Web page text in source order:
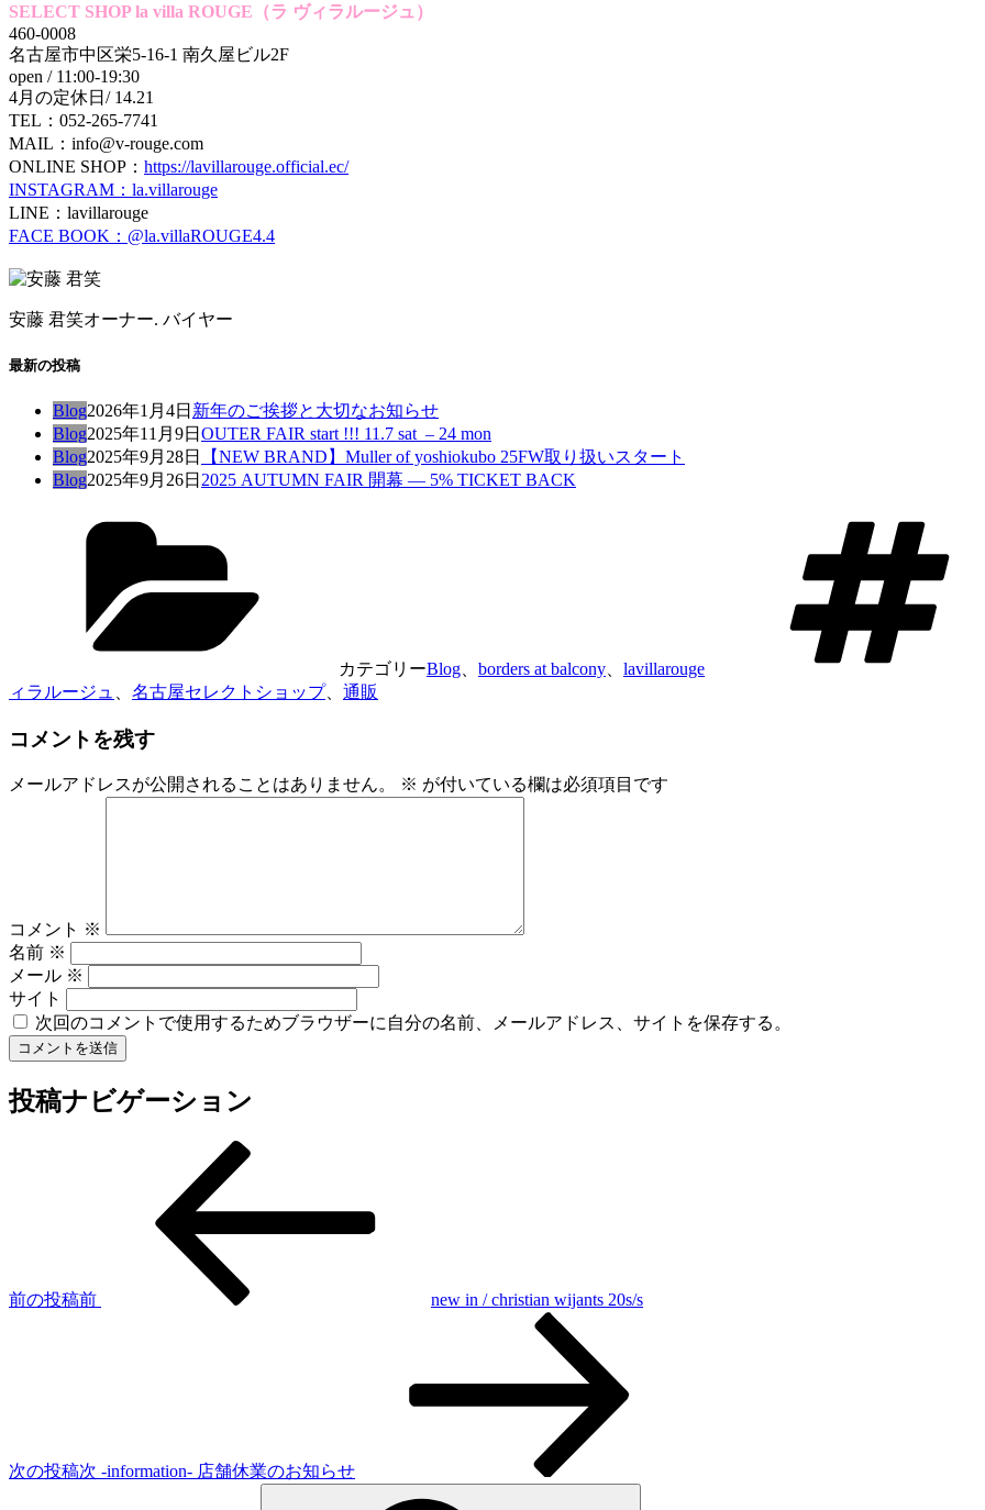
SELECT SHOP la villa ROUGE（ラ ヴィラルージュ）
460-0008
名古屋市中区栄5-16-1 南久屋ビル2F
open / 11:00-19:30
4月の定休日/ 14.21
TEL：052-265-7741
MAIL：info@v-rouge.com
ONLINE SHOP： https://lavillarouge.official.ec/
INSTAGRAM：la.villarouge
LINE：lavillarouge
FACE BOOK：@la.villaROUGE4.4
安藤 君笑オーナー. バイヤー
最新の投稿
Blog2026年1月4日 新年のご挨拶と大切なお知らせ
Blog2025年11月9日 OUTER FAIR start !!! 11.7 sat – 24 mon
Blog2025年9月28日
【NEW BRAND】Muller of yoshiokubo 25FW取り扱いスタート
Blog2025年9月26日 2025 AUTUMN FAIR 開幕 — 5% TICKET BACK
カテゴリーBlog borders at balcony lavillarouge
ィラルージュ
名古屋セレクトショップ、 通販
コメントを残す
メールアドレスが公開されることはありません。 ※ が付いている欄は必須項目です
コメント ※
名前 ※
メール ※
サイト
次回のコメントで使用するためブラウザーに自分の名前、メールアドレス、サイトを保存する。
投稿ナビゲーション
前の投稿前 new in / christian wijants 20s/s
次の投稿次 -information- 店舗休業のお知らせ